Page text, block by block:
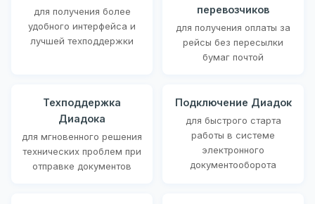
для получения более
удобного интерфейса и
лучшей техподдержки
перевозчиков
для получения оплаты за
рейсы без пересылки
бумаг почтой
Техподдержка
Диадока
для мгновенного решения
технических проблем при
отправке документов
Подключение Диадок
для быстрого старта
работы в системе
электронного
документооборота